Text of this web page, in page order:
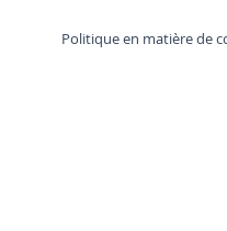
Politique en matière de